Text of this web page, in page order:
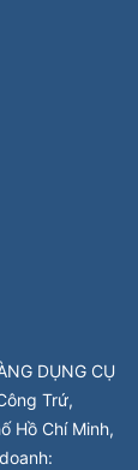
DỤNG CỤ
Trứ,
Hồ Chí Minh,